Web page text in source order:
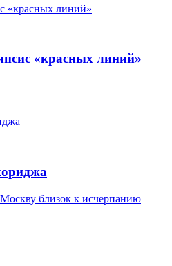
«красных линий»
близок к исчерпанию